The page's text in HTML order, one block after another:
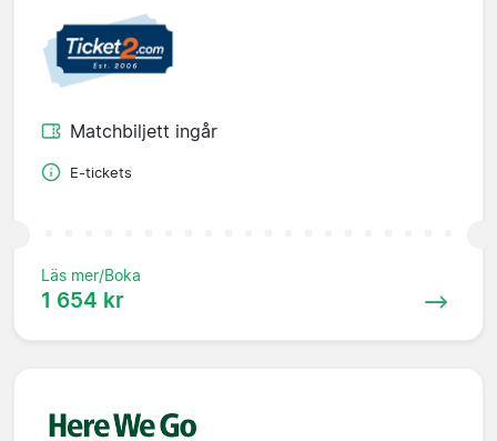
Matchbiljett ingår
E-tickets
Läs mer/Boka
1 654 kr